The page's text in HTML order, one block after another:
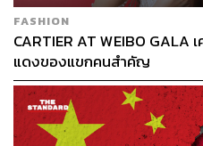
FASHION
CARTIER AT WEIBO GALA
แดงของแขกคนสำคัญ